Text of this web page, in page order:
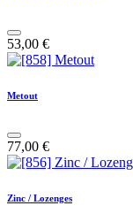
53,00 €
Metout
77,00 €
Zinc / Lozenges